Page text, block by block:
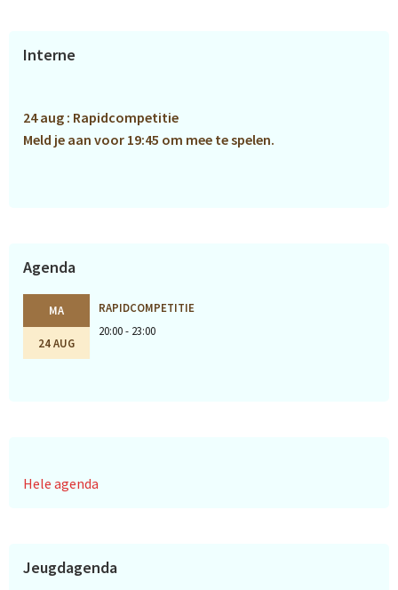
Primaire
Interne
24 aug : Rapidcompetitie
Meld je aan voor 19:45 om mee te spelen.
Agenda
MA
24 AUG
RAPIDCOMPETITIE
20:00 - 23:00
Hele agenda
Jeugdagenda